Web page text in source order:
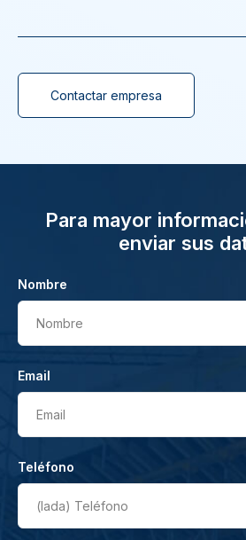
Contactar empresa
Para mayor
enviar sus
Nombre
Nombre
Email
Email
Teléfono
(lada) Teléfono